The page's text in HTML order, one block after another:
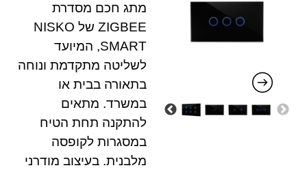
מתג חכם מסדרת
ZIGBEE של NISKO
SMART, המיועד
לשליטה מתקדמת ונוחה
בתאורה בבית או
במשרד. מתאים
להתקנה תחת הטיח
במסגרות לקופסה
מלבנית. בעיצוב מודרני